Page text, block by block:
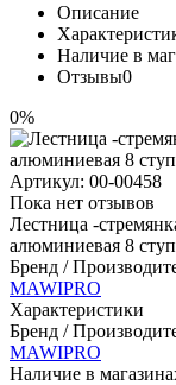
Описание
Наличие в
Отзывы0
0%
Артикул: 00-00458
Пока нет отзывов
Лестница -
алюминиевая 8
Бренд /
MAWIPRO
Характеристики
Бренд /
MAWIPRO
Наличие в